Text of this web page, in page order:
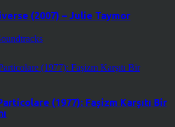
(2007) – Julie Taymor
(1977): Faşizm Karşıtı Bir